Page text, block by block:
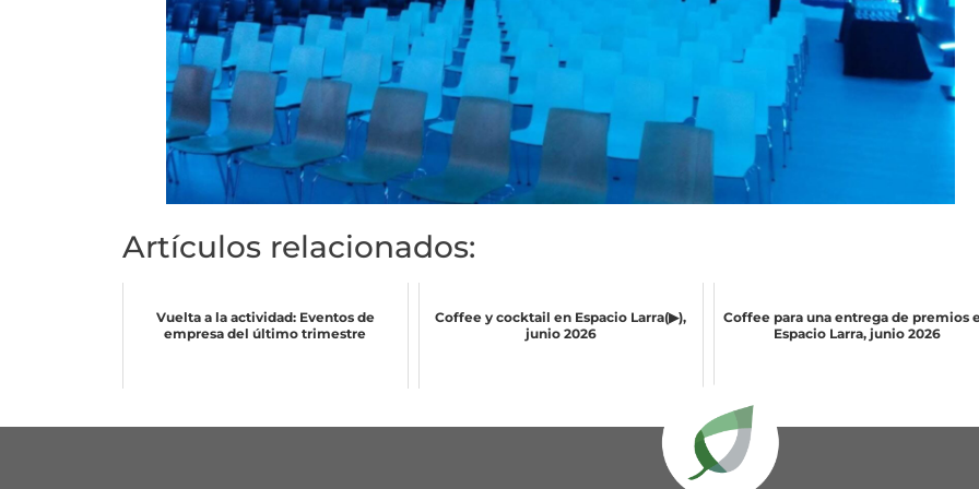
Artículos relacionados:
Vuelta a la actividad: Eventos de
empresa del último trimestre
Coffee y cocktail en Espacio Larra(▶),
junio 2026
Coffee para una entrega de premios
Espacio Larra, junio 2026